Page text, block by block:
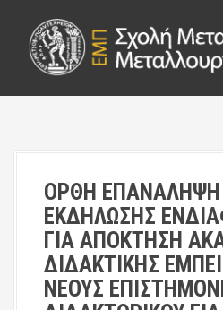
ΟΡΘΗ ΕΠΑΝΑΛΗΨΗ
ΕΚΔΗΛΩΣΗΣ
ΓΙΑ ΑΠΟΚΤΗΣΗ
ΔΙΔΑΚΤΙΚΗΣ
ΝΕΟΥΣ